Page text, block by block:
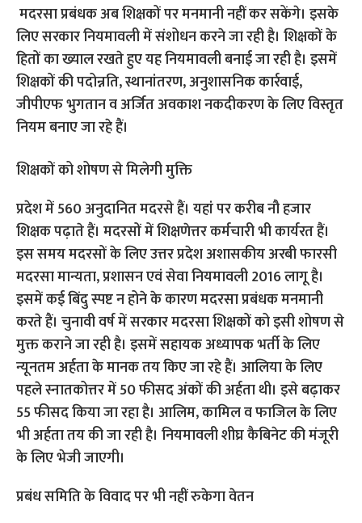
मदरसा प्रबंधक अब शिक्षकों पर मनमानी नहीं कर सकेंगे। इसके
लिए सरकार नियमावली में संशोधन करने जा रही है। शिक्षकों के
हितों का ख्याल रखते हुए यह नियमावली बनाई जा रही है। इसमें
शिक्षकों की पदोन्नति, स्थानांतरण, अनुशासनिक कार्रवाई,
जीपीएफ भुगतान व अर्जित अवकाश नकदीकरण के लिए विस्तृत
नियम बनाए जा रहे हैं।
शिक्षकों को शोषण से मिलेगी मुक्ति
प्रदेश में 560 अनुदानित मदरसे हैं। यहां पर करीब नौ हजार
शिक्षक पढ़ाते हैं। मदरसों में शिक्षणेत्तर कर्मचारी भी कार्यरत हैं।
इस समय मदरसों के लिए उत्तर प्रदेश अशासकीय अरबी फारसी
मदरसा मान्यता, प्रशासन एवं सेवा नियमावली 2016 लागू है।
इसमें कई बिंदु स्पष्ट न होने के कारण मदरसा प्रबंधक मनमानी
करते हैं। चुनावी वर्ष में सरकार मदरसा शिक्षकों को इसी शोषण से
मुक्त कराने जा रही है। इसमें सहायक अध्यापक भर्ती के लिए
न्यूनतम अर्हता के मानक तय किए जा रहे हैं। आलिया के लिए
पहले स्नातकोत्तर में 50 फीसद अंकों की अर्हता थी। इसे बढ़ाकर
55 फीसद किया जा रहा है। आलिम, कामिल व फाजिल के लिए
भी अर्हता तय की जा रही है। नियमावली शीघ्र कैबिनेट की मंजूरी
के लिए भेजी जाएगी।
प्रबंध समिति के विवाद पर भी नहीं रुकेगा वेतन